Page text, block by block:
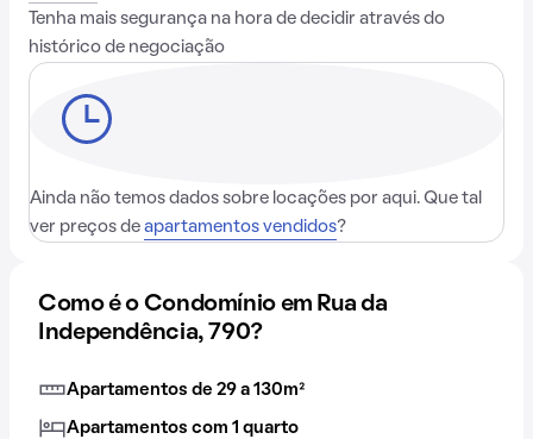
Tenha mais segurança na hora de decidir através do
histórico de negociação
Ainda não temos dados sobre locações por aqui. Que tal
ver preços de apartamentos vendidos?
Como é o Condomínio em Rua da
Independência, 790?
Apartamentos de 29 a 130m²
Apartamentos com 1 quarto